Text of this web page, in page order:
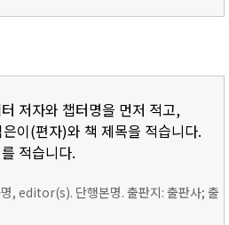
저자와 챕터명을 먼저 적고,
이(편자)와 책 제목을 적습니다.
적습니다.
, editor(s). 단행본명. 출판지: 출판사; 출